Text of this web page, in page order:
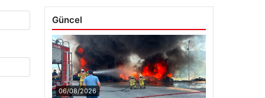
Güncel
06/08/2026